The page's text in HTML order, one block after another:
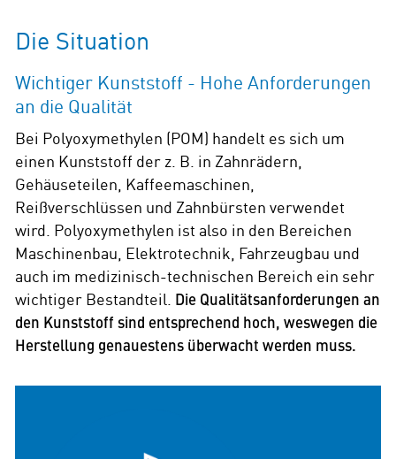
Die Situation
Wichtiger Kunststoff - Hohe Anforderungen
an die Qualität
Bei Polyoxymethylen (POM) handelt es sich um
einen Kunststoff der z. B. in Zahnrädern,
Gehäuseteilen, Kaffeemaschinen,
Reißverschlüssen und Zahnbürsten verwendet
wird. Polyoxymethylen ist also in den Bereichen
Maschinenbau, Elektrotechnik, Fahrzeugbau und
auch im medizinisch-technischen Bereich ein sehr
wichtiger Bestandteil. Die Qualitätsanforderungen an
den Kunststoff sind entsprechend hoch, weswegen die
Herstellung genauestens überwacht werden muss.